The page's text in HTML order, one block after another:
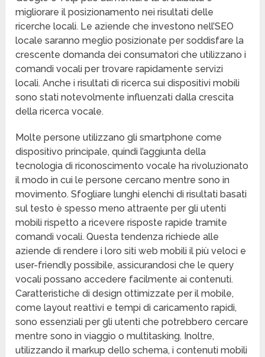
migliorare il posizionamento nei risultati delle
ricerche locali. Le aziende che investono nell’SEO
locale saranno meglio posizionate per soddisfare la
crescente domanda dei consumatori che utilizzano i
comandi vocali per trovare rapidamente servizi
locali. Anche i risultati di ricerca sui dispositivi mobili
sono stati notevolmente influenzati dalla crescita
della ricerca vocale.
Molte persone utilizzano gli smartphone come
dispositivo principale, quindi l’aggiunta della
tecnologia di riconoscimento vocale ha rivoluzionato
il modo in cui le persone cercano mentre sono in
movimento. Sfogliare lunghi elenchi di risultati basati
sul testo è spesso meno attraente per gli utenti
mobili rispetto a ricevere risposte rapide tramite
comandi vocali. Questa tendenza richiede alle
aziende di rendere i loro siti web mobili il più veloci e
user-friendly possibile, assicurandosi che le query
vocali possano accedere facilmente ai contenuti.
Caratteristiche di design ottimizzate per il mobile,
come layout reattivi e tempi di caricamento rapidi,
sono essenziali per gli utenti che potrebbero cercare
mentre sono in viaggio o multitasking. Inoltre,
utilizzando il markup dello schema, i contenuti mobili